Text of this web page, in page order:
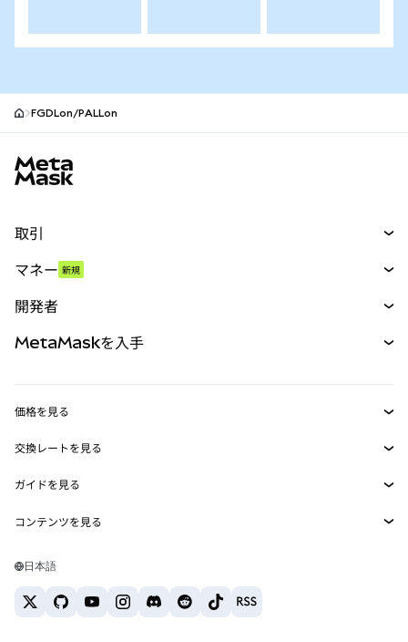
FGDLon/PALLon
取引
パーペチュアル
RWA
マネー 新規
開発者
MetaMask Connect
Snaps
Web3サービス
MetaMaskを入手
セキュリティ
サポート
キャリア
お問い合わせ
価格を見る
イーサリアムの価格
Solanaの価格
Tetherの価格
交換レートを見る
ETH→USD
USDT→INR
BTC→INR
ETH→USDT
ガイドを見る
ETHの購入
USDTの購入
コンテンツを見る
Solanaウォレット
日本語